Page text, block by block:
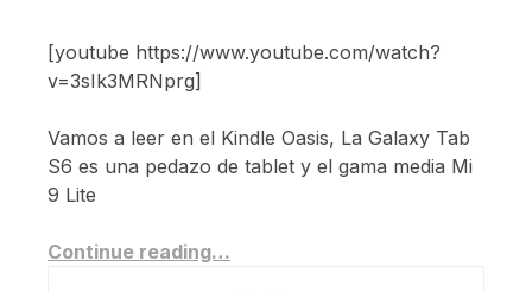
[youtube https://www.youtube.com/watch?
v=3sIk3MRNprg]
Vamos a leer en el Kindle Oasis, La Galaxy Tab
S6 es una pedazo de tablet y el gama media Mi
9 Lite
Continue reading…